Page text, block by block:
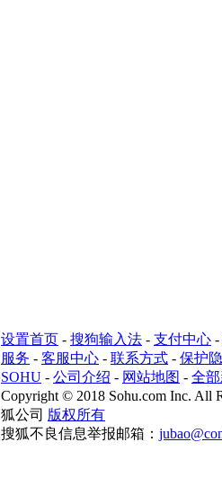
设置首页 - 搜狗输入法 - 支付中心 -
服务 - 客服中心 - 联系方式 - 保护
SOHU - 公司介绍 - 网站地图 - 全
Copyright © 2018 Sohu.com Inc. All
狐公司 版权所有
搜狐不良信息举报邮箱：